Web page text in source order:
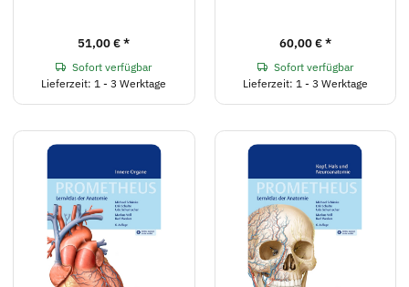
51,00 €*
Sofort verfügbar
Lieferzeit: 1 - 3 Werktage
60,00 €*
Sofort verfügbar
Lieferzeit: 1 - 3 Werktage